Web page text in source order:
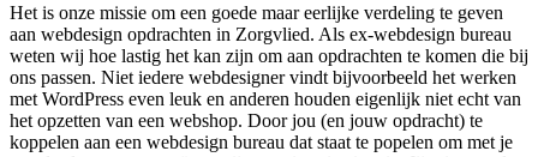
Het is onze missie om een goede maar eerlijke verdeling te geven
aan webdesign opdrachten in Zorgvlied. Als ex-webdesign bureau
weten wij hoe lastig het kan zijn om aan opdrachten te komen die bij
ons passen. Niet iedere webdesigner vindt bijvoorbeeld het werken
met WordPress even leuk en anderen houden eigenlijk niet echt van
het opzetten van een webshop. Door jou (en jouw opdracht) te
koppelen aan een webdesign bureau dat staat te popelen om met je